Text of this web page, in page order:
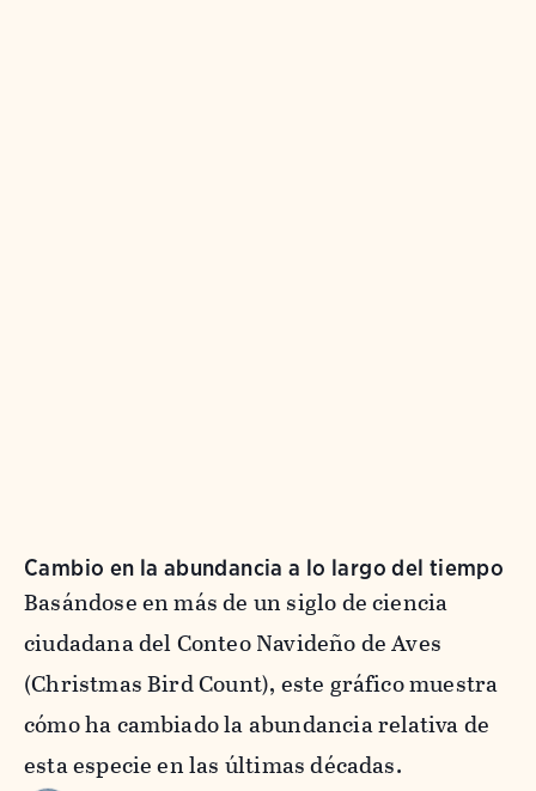
Cambio en la abundancia a lo largo del tiempo
Basándose en más de un siglo de ciencia
ciudadana del Conteo Navideño de Aves
(Christmas Bird Count), este gráfico muestra
cómo ha cambiado la abundancia relativa de
esta especie en las últimas décadas.